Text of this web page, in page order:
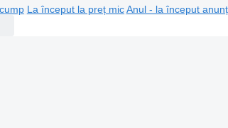
La început la preț mic Anul - la început